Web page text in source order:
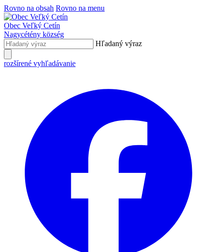
Rovno na obsah Rovno na menu
Obec Veľký Cetín
Nagycétény község
Hľadaný výraz
rozšírené vyhľadávanie